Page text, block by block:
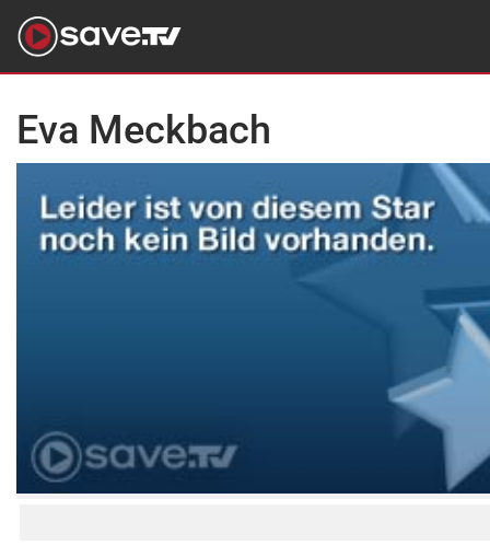
Eva Meckbach